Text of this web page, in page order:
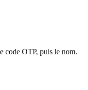
code OTP, puis le nom.